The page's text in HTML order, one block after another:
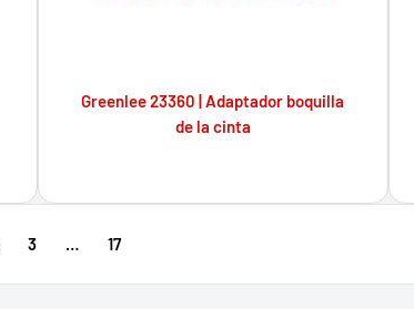
Greenlee 23360 | Adaptador boquilla
de la cinta
3 … 17